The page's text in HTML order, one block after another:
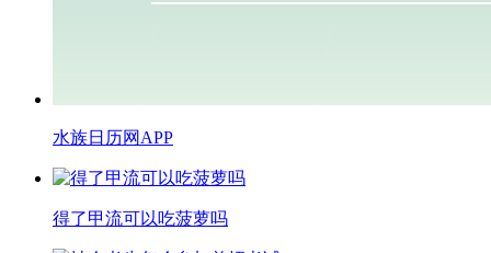
水族日历网APP
得了甲流可以吃菠萝吗